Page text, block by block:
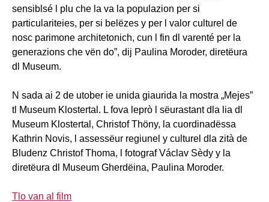
sensiblsé l plu che la va la populazion per si
particulariteies, per si belëzes y per l valor culturel de
nosc parimone architetonich, cun l fin dl varenté per la
generazions che vën do”, dij Paulina Moroder, diretëura
dl Museum.
N sada ai 2 de utober ie unida giaurida la mostra „Mejes”
tl Museum Klostertal. L fova leprò l sëurastant dla lia dl
Museum Klostertal, Christof Thöny, la cuordinadëssa
Kathrin Novis, l assessëur regiunel y culturel dla zità de
Bludenz Christof Thoma, l fotograf Václav Sèdy y la
diretëura dl Museum Gherdëina, Paulina Moroder.
Tlo van al film